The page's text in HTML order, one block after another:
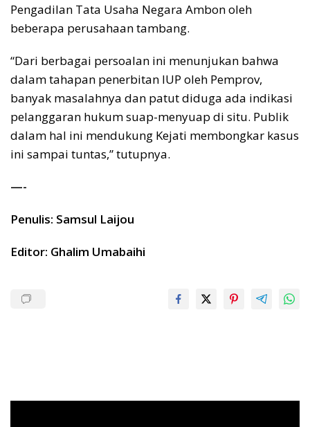
Pengadilan Tata Usaha Negara Ambon oleh
beberapa perusahaan tambang.
“Dari berbagai persoalan ini menunjukan bahwa
dalam tahapan penerbitan IUP oleh Pemprov,
banyak masalahnya dan patut diduga ada indikasi
pelanggaran hukum suap-menyuap di situ. Publik
dalam hal ini mendukung Kejati membongkar kasus
ini sampai tuntas,” tutupnya.
—-
Penulis: Samsul Laijou
Editor: Ghalim Umabaihi